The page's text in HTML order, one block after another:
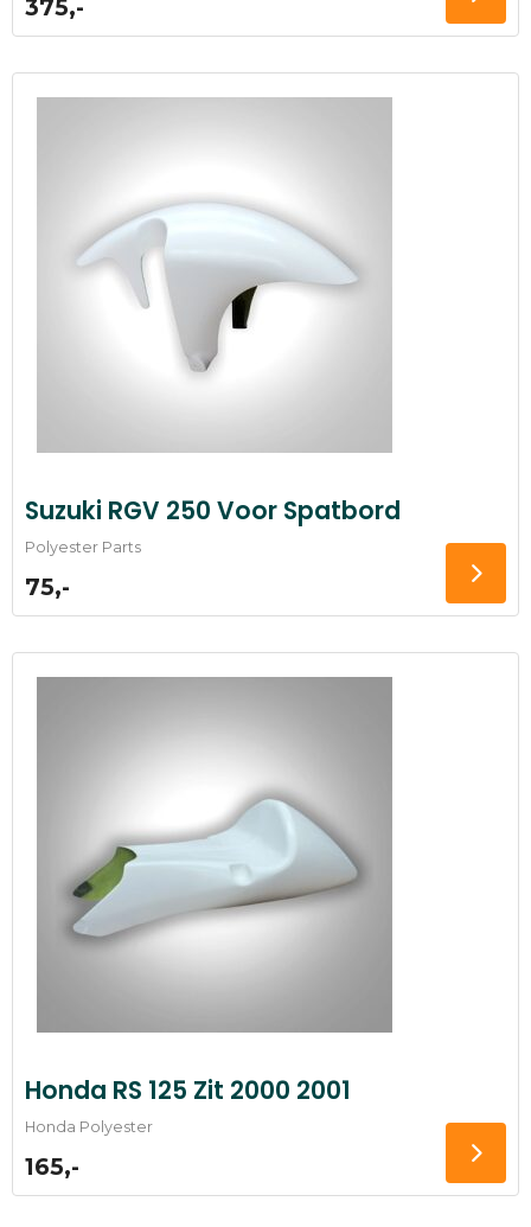
375,-
Suzuki RGV 250 Voor Spatbord
Polyester Parts
75,-
Honda RS 125 Zit 2000 2001
Honda Polyester
165,-